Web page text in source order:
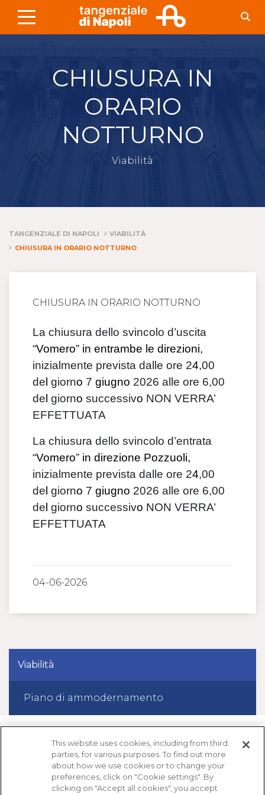
Skip to Main Content
CHIUSURA IN
ORARIO
NOTTURNO
Viabilità
Viabilità
Piano di ammodernamento
TANGENZIALE DI NAPOLI
VIABILITÀ
CHIUSURA IN ORARIO NOTTURNO
CHIUSURA IN ORARIO NOTTURNO
La chiusura dello svincolo d’uscita
“Vomero” in entrambe le direzioni,
inizialmente prevista dalle ore 24,00
de giorno 7 giugno 2026 alle ore 6,00
de giorno successivo NON VERRA’
EFFETTUATA
La chiusura dello svincolo d’entrata
“Vomero” in direzione Pozzuoli,
inizialmente prevista dalle ore 24,00
de giorno 7 giugno 2026 alle ore 6,00
de giorno successivo NON VERRA’
EFFETTUATA
04-06-2026
This website uses cookies, including from third
parties, for various purposes. To find out more
about how we use cookies or to change your
preferences, click on "Cookie settings". By
clicking on "Accept all cookies", you accept